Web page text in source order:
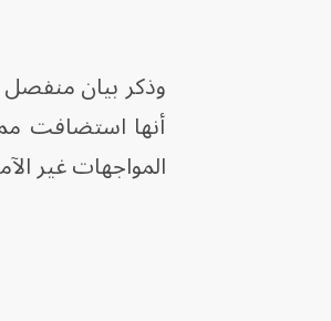
أنها استضافت
المواجهات غير